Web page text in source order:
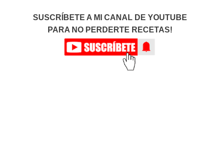
SUSCRÍBETE A MI CANAL DE YOUTUBE
PARA NO PERDERTE RECETAS!